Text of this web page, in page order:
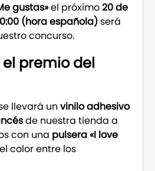
gustas»el próximo20 de
(hora española)será
concurso.
premio del
llevará unvinilo adhesivo
de nuestra tienda a
con una pulsera «I love
color entre los